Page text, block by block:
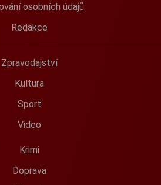
osobních údajů
Redakce
Zpravodajství
Kultura
Sport
Video
Krimi
Doprava